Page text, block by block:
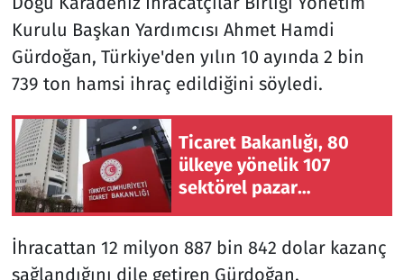
Kurulu Başkan Yardımcısı Ahmet Hamdi
Gürdoğan, Türkiye'den yılın 10 ayında 2 bin
739 ton hamsi ihraç edildiğini söyledi.
Ticaret Bakanlığı, 80
ülkeye yönelik 107
sektörel pazar
İhracattan 12 milyon 887 bin 842 dolar kazanç
sağlandığını dile getiren Gürdoğan,
Seçim 2023
Spor
Televizyon